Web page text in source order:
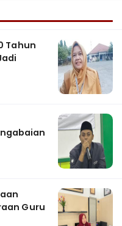
Tahun
Guru